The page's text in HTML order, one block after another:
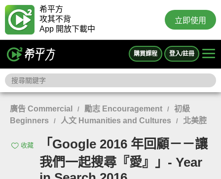
希平方
攻其不背
App 開放下載中
立即使用
購買課程 登入/註冊
廣告 Commercial / 勵志 Encouragement /
初級
Beginners
/ 人文 Humanities and Cultures / 北美腔
收藏
「Google 2016 年回顧－－讓
我們一起搜尋『愛』」- Year